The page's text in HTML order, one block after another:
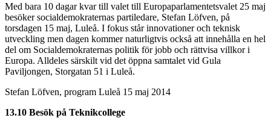
Med bara 10 dagar kvar till valet till Europaparlamentetsvalet 25 maj
besöker socialdemokraternas partiledare, Stefan Löfven, på
torsdagen 15 maj, Luleå. I fokus står innovationer och teknisk
utveckling men dagen kommer naturligtvis också att innehålla en hel
del om Socialdemokraternas politik för jobb och rättvisa villkor i
Europa. Alldeles särskilt vid det öppna samtalet vid Gula
Paviljongen, Storgatan 51 i Luleå.
Stefan Löfven, program Luleå 15 maj 2014
13.10 Besök på Teknikcollege